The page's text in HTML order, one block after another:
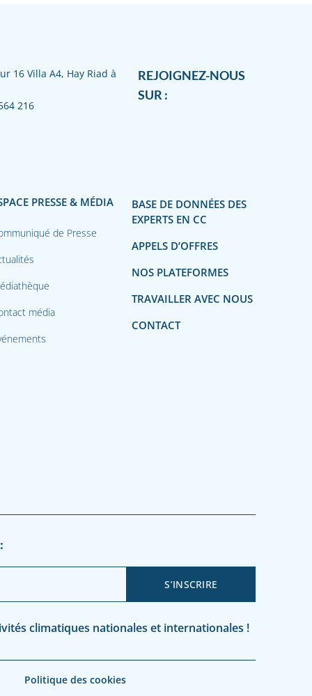
16 Villa A4, Hay Riad à
216
REJOIGNEZ-NOUS
SUR :
PRESSE & MÉDIA
de Presse
média
BASE DE DONNÉES DES
EXPERTS EN CC
APPELS D’OFFRES
NOS PLATEFORMES
TRAVAILLER AVEC NOUS
CONTACT
climatiques nationales et internationales !
Politique des cookies